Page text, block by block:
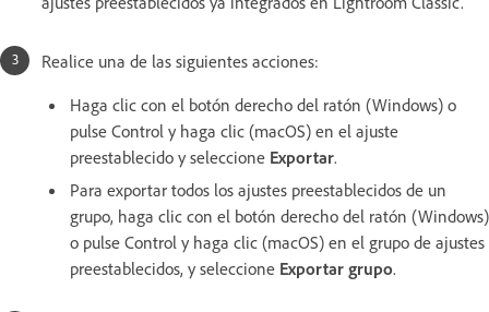
Realice una de las siguientes acciones:
Haga clic con el botón derecho del ratón (Windows) o
pulse Control y haga clic (macOS) en el ajuste
preestablecido y seleccione Exportar.
Para exportar todos los ajustes preestablecidos de un
grupo, haga clic con el botón derecho del ratón (Windows)
o pulse Control y haga clic (macOS) en el grupo de ajustes
preestablecidos, y seleccione Exportar grupo.